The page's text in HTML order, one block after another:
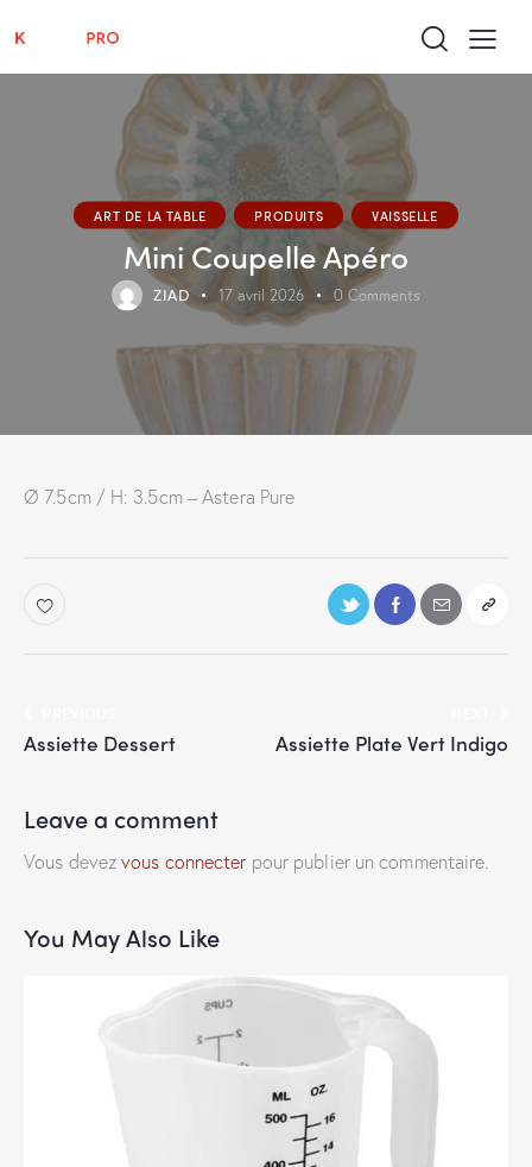
ART DE LA TABLE PRODUITS VAISSELLE
Mini Coupelle Apéro
ZIAD 17 avril 2026 0 Comments
Ø 7.5cm / H: 3.5cm – Astera Pure
Assiette Dessert Assiette Plate Vert Indigo
Leave a comment
Vous devezvous connecter pour publier un commentaire.
You May Also Like